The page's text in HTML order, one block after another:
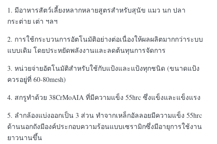
1. มีอาหารสัตว์เลี้ยงหลากหลายสูตรสำหรับสุนัข แมว นก ปลา
กระต่าย เต่า ฯลฯ
2. การใช้กระบวนการอัตโนมัติอย่างต่อเนื่องให้ผลผลิตมากกว่าระบบ
แบบเดิม โดยประหยัดพลังงานและลดต้นทุนการจัดการ
3. หน่วยจ่ายอัตโนมัติสำหรับใช้กับแป้งและแป้งทุกชนิด (ขนาดแป้ง
ควรอยู่ที่ 60-80mesh)
4. สกรูทำด้วย 38CrMoAIA ที่มีความแข็ง 55hrc ซึ่งแข็งและแข็งแรง
5. ลำกล้องแบ่งออกเป็น 3 ส่วน ทำจากเหล็กอัลลอยมีความแข็ง 55hrc
ด้านนอกถังมีองค์ประกอบความร้อนแบบเซรามิกซึ่งมีอายุการใช้งาน
ยาวนานขึ้น